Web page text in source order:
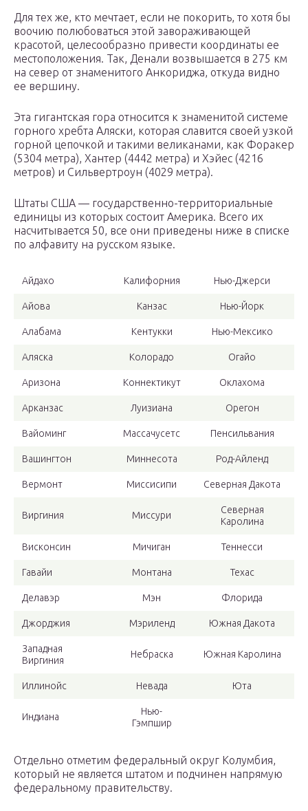
Для тех же, кто мечтает, если не покорить, то хотя бы
воочию полюбоваться этой завораживающей
красотой, целесообразно привести координаты ее
местоположения. Так, Денали возвышается в 275 км
на север от знаменитого Анкориджа, откуда видно
ее вершину.
Эта гигантская гора относится к знаменитой системе
горного хребта Аляски, которая славится своей узкой
горной цепочкой и такими великанами, как Форакер
(5304 метра), Хантер (4442 метра) и Хэйес (4216
метров) и Сильвертроун (4029 метра).
Штаты США — государственно-территориальные
единицы из которых состоит Америка. Всего их
насчитывается 50, все они приведены ниже в списке
по алфавиту на русском языке.
Айдахо Калифорния Нью-Джерси
Айова Канзас Нью-Йорк
Алабама Кентукки Нью-Мексико
Аляска Колорадо Огайо
Аризона Коннектикут Оклахома
Арканзас Луизиана Орегон
Вайоминг Массачусетс Пенсильвания
Вашингтон Миннесота Род-Айленд
Вермонт Миссисипи Северная Дакота
Виргиния Миссури
Северная
Каролина
Висконсин Мичиган Теннесси
Гавайи Монтана Техас
Делавэр Мэн Флорида
Джорджия Мэриленд Южная Дакота
Западная
Виргиния
Небраска Южная Каролина
Иллинойс Невада Юта
Индиана
Нью-
Гэмпшир
Отдельно отметим федеральный округ Колумбия,
который не является штатом и подчинен напрямую
федеральному правительству.